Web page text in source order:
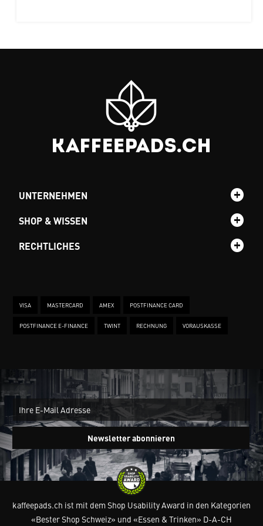
UNTERNEHMEN
SHOP & WISSEN
RECHTLICHES
VISA MASTERCARD AMEX POSTFINANCE CARD
POSTFINANCE E-FINANCE TWINT RECHNUNG VORAUSKASSE
Newsletter abonnieren
kaffeepads.ch ist mit dem Shop Usability Award in den Kategorien
«Bester Shop Schweiz» und «Essen & Trinken» D-A-CH